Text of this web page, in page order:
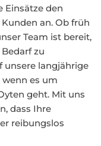
Einsätze den
an. Ob früh
Team ist bereit,
zu
unsere langjährige
es um
geht. Mit uns
dass Ihre
reibungslos